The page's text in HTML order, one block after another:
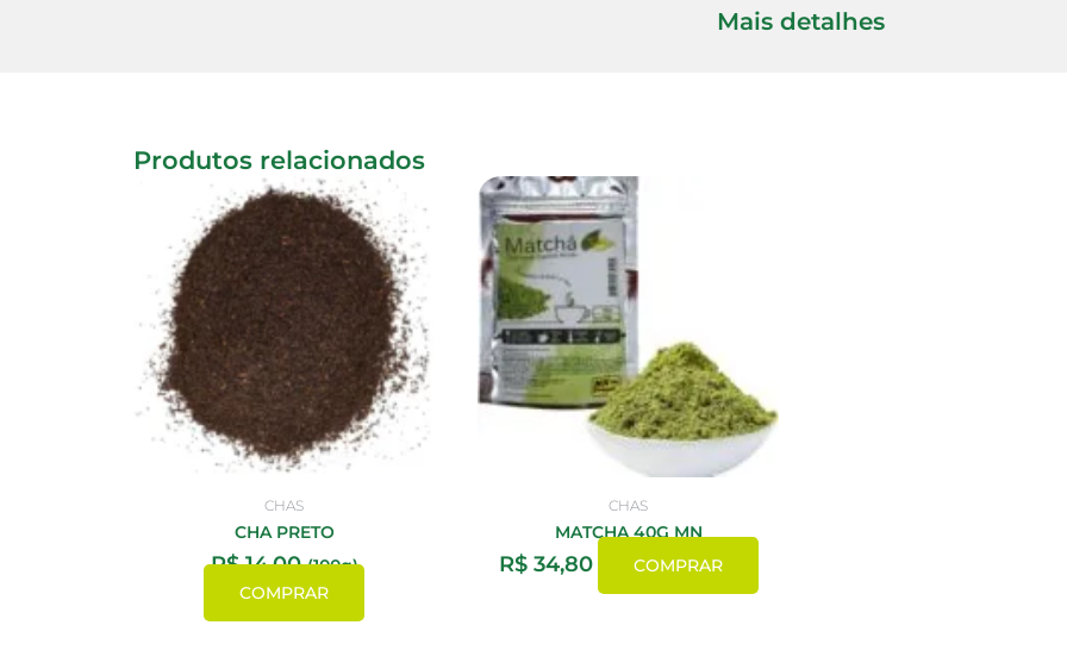
Mais detalhes
Produtos relacionados
CHAS
CHA PRETO
R$14,00 (100g)
COMPRAR
CHAS
MATCHA 40G MN
R$34,80 COMPRAR